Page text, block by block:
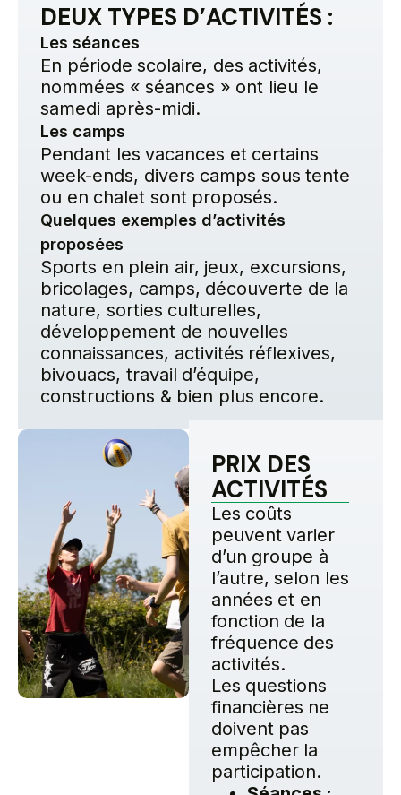
DEUX TYPES D’ACTIVITÉS :
Les séances
En période scolaire, des activités,
nommées « séances » ont lieu le
samedi après-midi.
Les camps
Pendant les vacances et certains
week-ends, divers camps sous tente
ou en chalet sont proposés.
Quelques exemples d’activités
proposées
Sports en plein air, jeux, excursions,
bricolages, camps, découverte de la
nature, sorties culturelles,
développement de nouvelles
connaissances, activités réflexives,
bivouacs, travail d’équipe,
constructions & bien plus encore.
PRIX DES
ACTIVITÉS
Les coûts
peuvent varier
d’un groupe à
l’autre, selon les
années et en
fonction de la
fréquence des
activités.
Les questions
financières ne
doivent pas
empêcher la
participation.